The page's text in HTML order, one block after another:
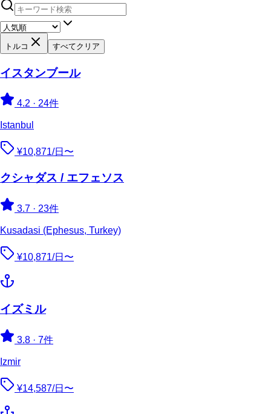
トルコ すべてクリア
イスタンブール
4.2 · 24件
Istanbul
¥10,871/日〜
クシャダス / エフェソス
3.7 · 23件
Kusadasi (Ephesus, Turkey)
¥10,871/日〜
イズミル
3.8 · 7件
Izmir
¥14,587/日〜